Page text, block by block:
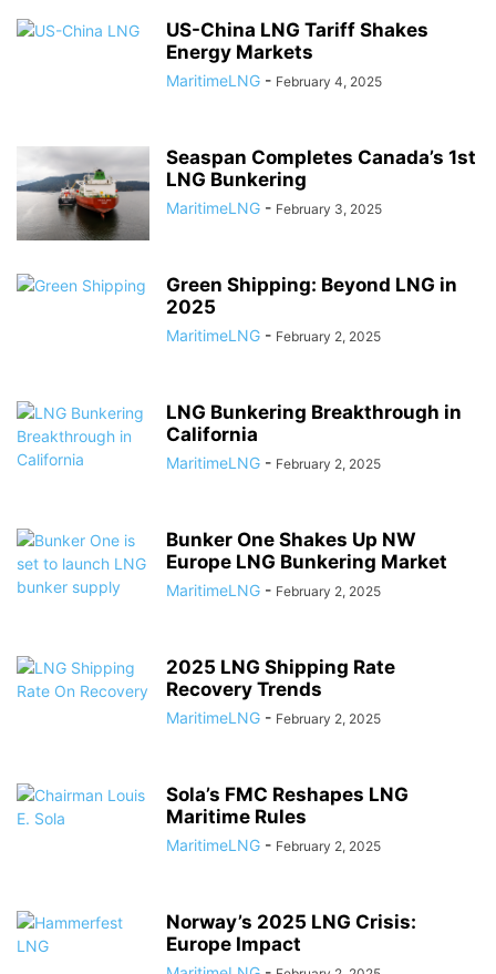
US-China LNG Tariff Shakes
Energy Markets
MaritimeLNG - February 4, 2025
Seaspan Completes Canada’s 1st
LNG Bunkering
MaritimeLNG - February 3, 2025
Green Shipping: Beyond LNG in
2025
MaritimeLNG - February 2, 2025
LNG Bunkering Breakthrough in
California
MaritimeLNG - February 2, 2025
Bunker One Shakes Up NW
Europe LNG Bunkering Market
MaritimeLNG - February 2, 2025
2025 LNG Shipping Rate
Recovery Trends
MaritimeLNG - February 2, 2025
Sola’s FMC Reshapes LNG
Maritime Rules
MaritimeLNG - February 2, 2025
Norway’s 2025 LNG Crisis:
Europe Impact